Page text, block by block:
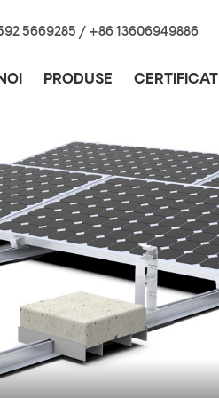
5669285 / +86 13606949886
PRODUSE CERTIFICAT